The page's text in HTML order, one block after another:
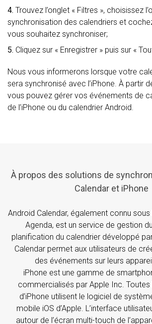
4. Trouvez l’onglet « Filtres », choisissez
synchronisation des calendriers et
vous souhaitez synchroniser;
5. Cliquez sur « Enregistrer » puis sur «
Nous vous informerons lorsque votre
sera synchronisé avec l’iPhone. À partir
vous pouvez gérer vos événements de
de l’iPhone ou du calendrier Android.
À propos des solutions de
Calendar et iPhone
Android Calendar, également connu
Agenda, est un service de gestion
planification du calendrier développé
Calendar permet aux utilisateurs de
des événements sur leurs
iPhone est une gamme de
commercialisés par Apple Inc.
d’iPhone utilisent le logiciel de
mobile iOS d’Apple. L’interface
autour de l’écran multi-touch de